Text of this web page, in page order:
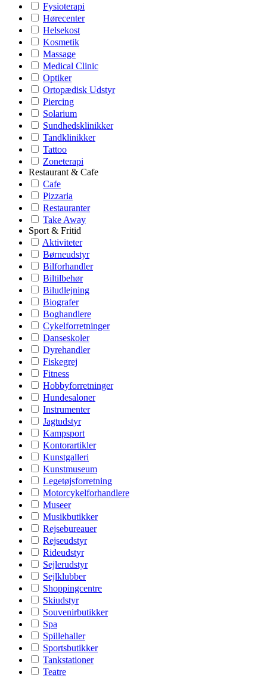
Fysioterapi
Hørecenter
Helsekost
Kosmetik
Massage
Medical Clinic
Optiker
Ortopædisk Udstyr
Piercing
Solarium
Sundhedsklinikker
Tandklinikker
Tattoo
Zoneterapi
Restaurant & Cafe
Cafe
Pizzaria
Restauranter
Take Away
Sport & Fritid
Aktiviteter
Børneudstyr
Bilforhandler
Biltilbehør
Biludlejning
Biografer
Boghandlere
Cykelforretninger
Danseskoler
Dyrehandler
Fiskegrej
Fitness
Hobbyforretninger
Hundesaloner
Instrumenter
Jagtudstyr
Kampsport
Kontorartikler
Kunstgalleri
Kunstmuseum
Legetøjsforretning
Motorcykelforhandlere
Museer
Musikbutikker
Rejsebureauer
Rejseudstyr
Rideudstyr
Sejlerudstyr
Sejlklubber
Shoppingcentre
Skiudstyr
Souvenirbutikker
Spa
Spillehaller
Sportsbutikker
Tankstationer
Teatre